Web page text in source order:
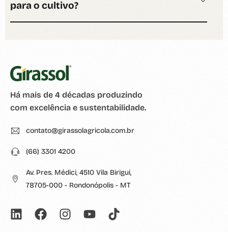
para o cultivo?
Há mais de 4 décadas produzindo
com excelência e sustentabilidade.
contato@girassolagricola.com.br
(66) 3301 4200
Av. Pres. Médici, 4510 Vila Birigui,
78705-000 - Rondonópolis - MT